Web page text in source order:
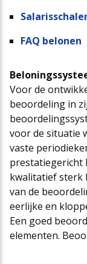
FAQ belonen
Voor de
beoordeling in
voor de situatie
vaste
prestatiegericht
kwalitatief sterk
van de
eerlijke en
Een goed
elementen.